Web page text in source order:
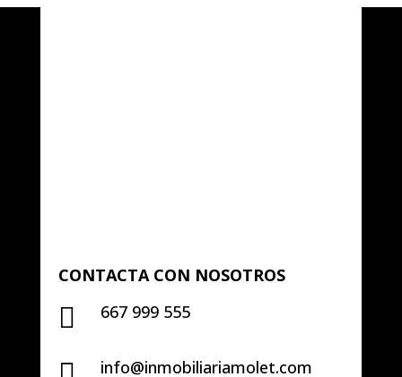
CONTACTA CON NOSOTROS
 667 999 555
info@inmobiliariamolet.com